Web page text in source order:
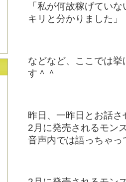
「私が何故稼げてい
キリと分かりました」
などなど、ここでは
す＾＾
昨日、一昨日とお話
2月に発売されるモン
音声内では語っちゃっ